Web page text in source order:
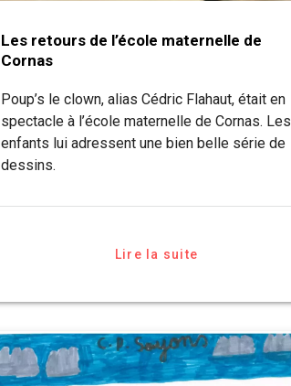
Les retours de l’école maternelle de
Cornas
Poup’s le clown, alias Cédric Flahaut, était en
spectacle à l’école maternelle de Cornas. Les
enfants lui adressent une bien belle série de
dessins.
Lire la suite